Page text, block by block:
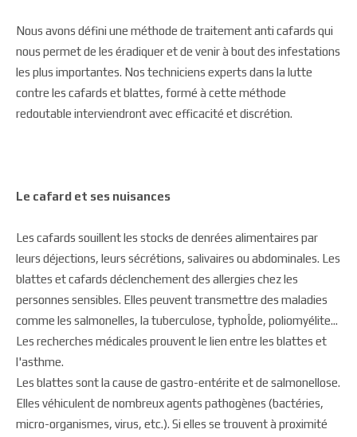
Nous avons défini une méthode de traitement anti cafards qui
nous permet de les éradiquer et de venir à bout des infestations
les plus importantes. Nos techniciens experts dans la lutte
contre les cafards et blattes, formé à cette méthode
redoutable interviendront avec efficacité et discrétion.
Le cafard et ses nuisances
Les cafards souillent les stocks de denrées alimentaires par
leurs déjections, leurs sécrétions, salivaires ou abdominales. Les
blattes et cafards déclenchement des allergies chez les
personnes sensibles. Elles peuvent transmettre des maladies
comme les salmonelles, la tuberculose, typhoÎde, poliomyélite...
Les recherches médicales prouvent le lien entre les blattes et
l'asthme.
Les blattes sont la cause de gastro-entérite et de salmonellose.
Elles véhiculent de nombreux agents pathogènes (bactéries,
micro-organismes, virus, etc.). Si elles se trouvent à proximité